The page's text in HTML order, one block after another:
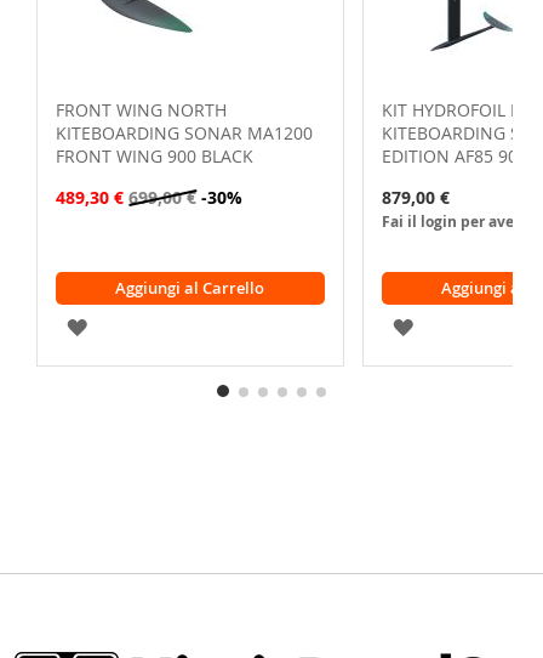
FRONT WING NORTH
KITEBOARDING SONAR MA1200
FRONT WING 900 BLACK
489,30 € 699,00 € -30%
Aggiungi al Carrello
AGGIUNGI
ALLA
KIT HYDROFOIL
KITEBOARDING
EDITION AF85 900
879,00 €
Fai il login per avere
Aggiungi al
AGGIUNGI
ALLA